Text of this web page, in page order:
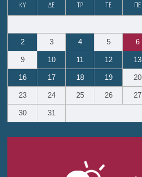
ΚΥ ΔΕ ΤΡ ΤΕ ΠΕ
2 3 4 5 6
9 10 11 12 13
16 17 18 19 20
23 24 25 26 27
30 31